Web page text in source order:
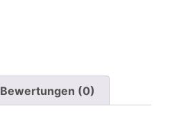
Bewertungen (0)